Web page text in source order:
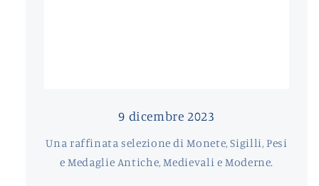
9 dicembre 2023
Una raffinata selezione di Monete, Sigilli, Pesi
e Medaglie Antiche, Medievali e Moderne.